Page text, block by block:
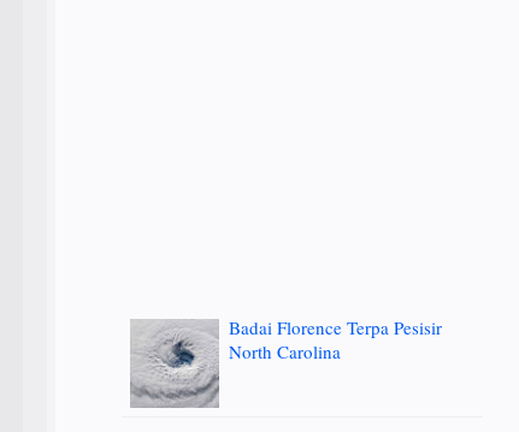
Badai Florence Terpa Pesisir
North Carolina